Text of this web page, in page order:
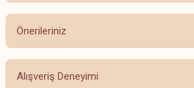
Bu ürüne ilk yorumu siz
Önerileriniz
Bu ürünün fiyat bilgisi, resim, ürün
yetersiz gördüğünüz noktaları öneri formunu
Alışveriş Deneyimi